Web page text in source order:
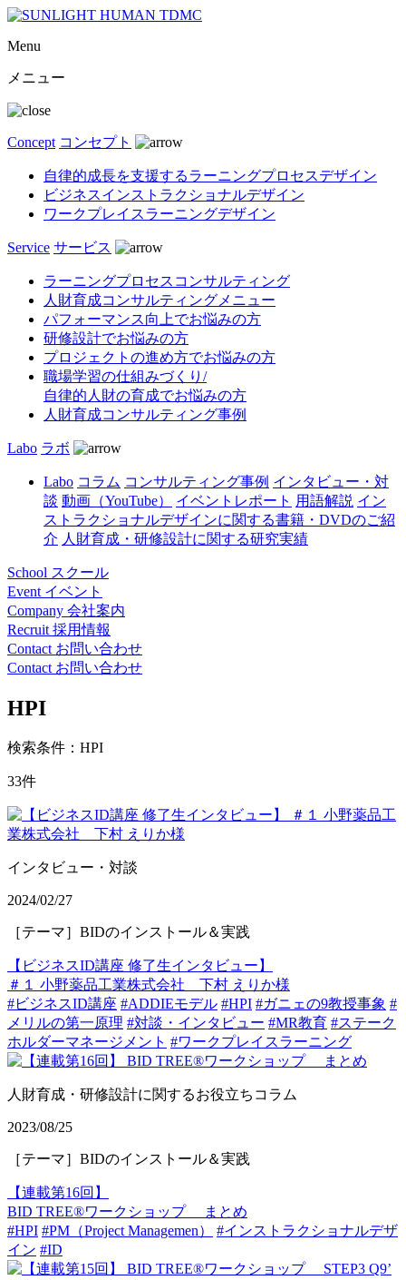
Menu
メニュー
Concept コンセプト
自律的成長を支援するラーニングプロセスデザイン
ビジネスインストラクショナルデザイン
ワークプレイスラーニングデザイン
Service サービス
ラーニングプロセスコンサルティング
人財育成コンサルティングメニュー
パフォーマンス向上でお悩みの方
研修設計でお悩みの方
プロジェクトの進め方でお悩みの方
職場学習の仕組みづくり/
自律的人財の育成でお悩みの方
人財育成コンサルティング事例
Labo ラボ
Labo コラム コンサルティング事例 インタビュー・対
談 動画（YouTube） イベントレポート 用語解説 イン
ストラクショナルデザインに関する書籍・DVDのご紹
介 人財育成・研修設計に関する研究実績
School スクール
Event イベント
Company 会社案内
Recruit 採用情報
Contact お問い合わせ
Contact お問い合わせ
HPI
検索条件：HPI
33件
インタビュー・対談
2024/02/27
［テーマ］BIDのインストール＆実践
【ビジネスID講座 修了生インタビュー】
＃１ 小野薬品工業株式会社 下村 えりか様
#ビジネスID講座 #ADDIEモデル #HPI #ガニェの9教授事象 #
メリルの第一原理 #対談・インタビュー #MR教育 #ステーク
ホルダーマネージメント #ワークプレイスラーニング
人財育成・研修設計に関するお役立ちコラム
2023/08/25
［テーマ］BIDのインストール＆実践
【連載第16回】
BID TREE®ワークショップ まとめ
#HPI #PM（Project Managemen）
#インストラクショナルデザ
イン #ID